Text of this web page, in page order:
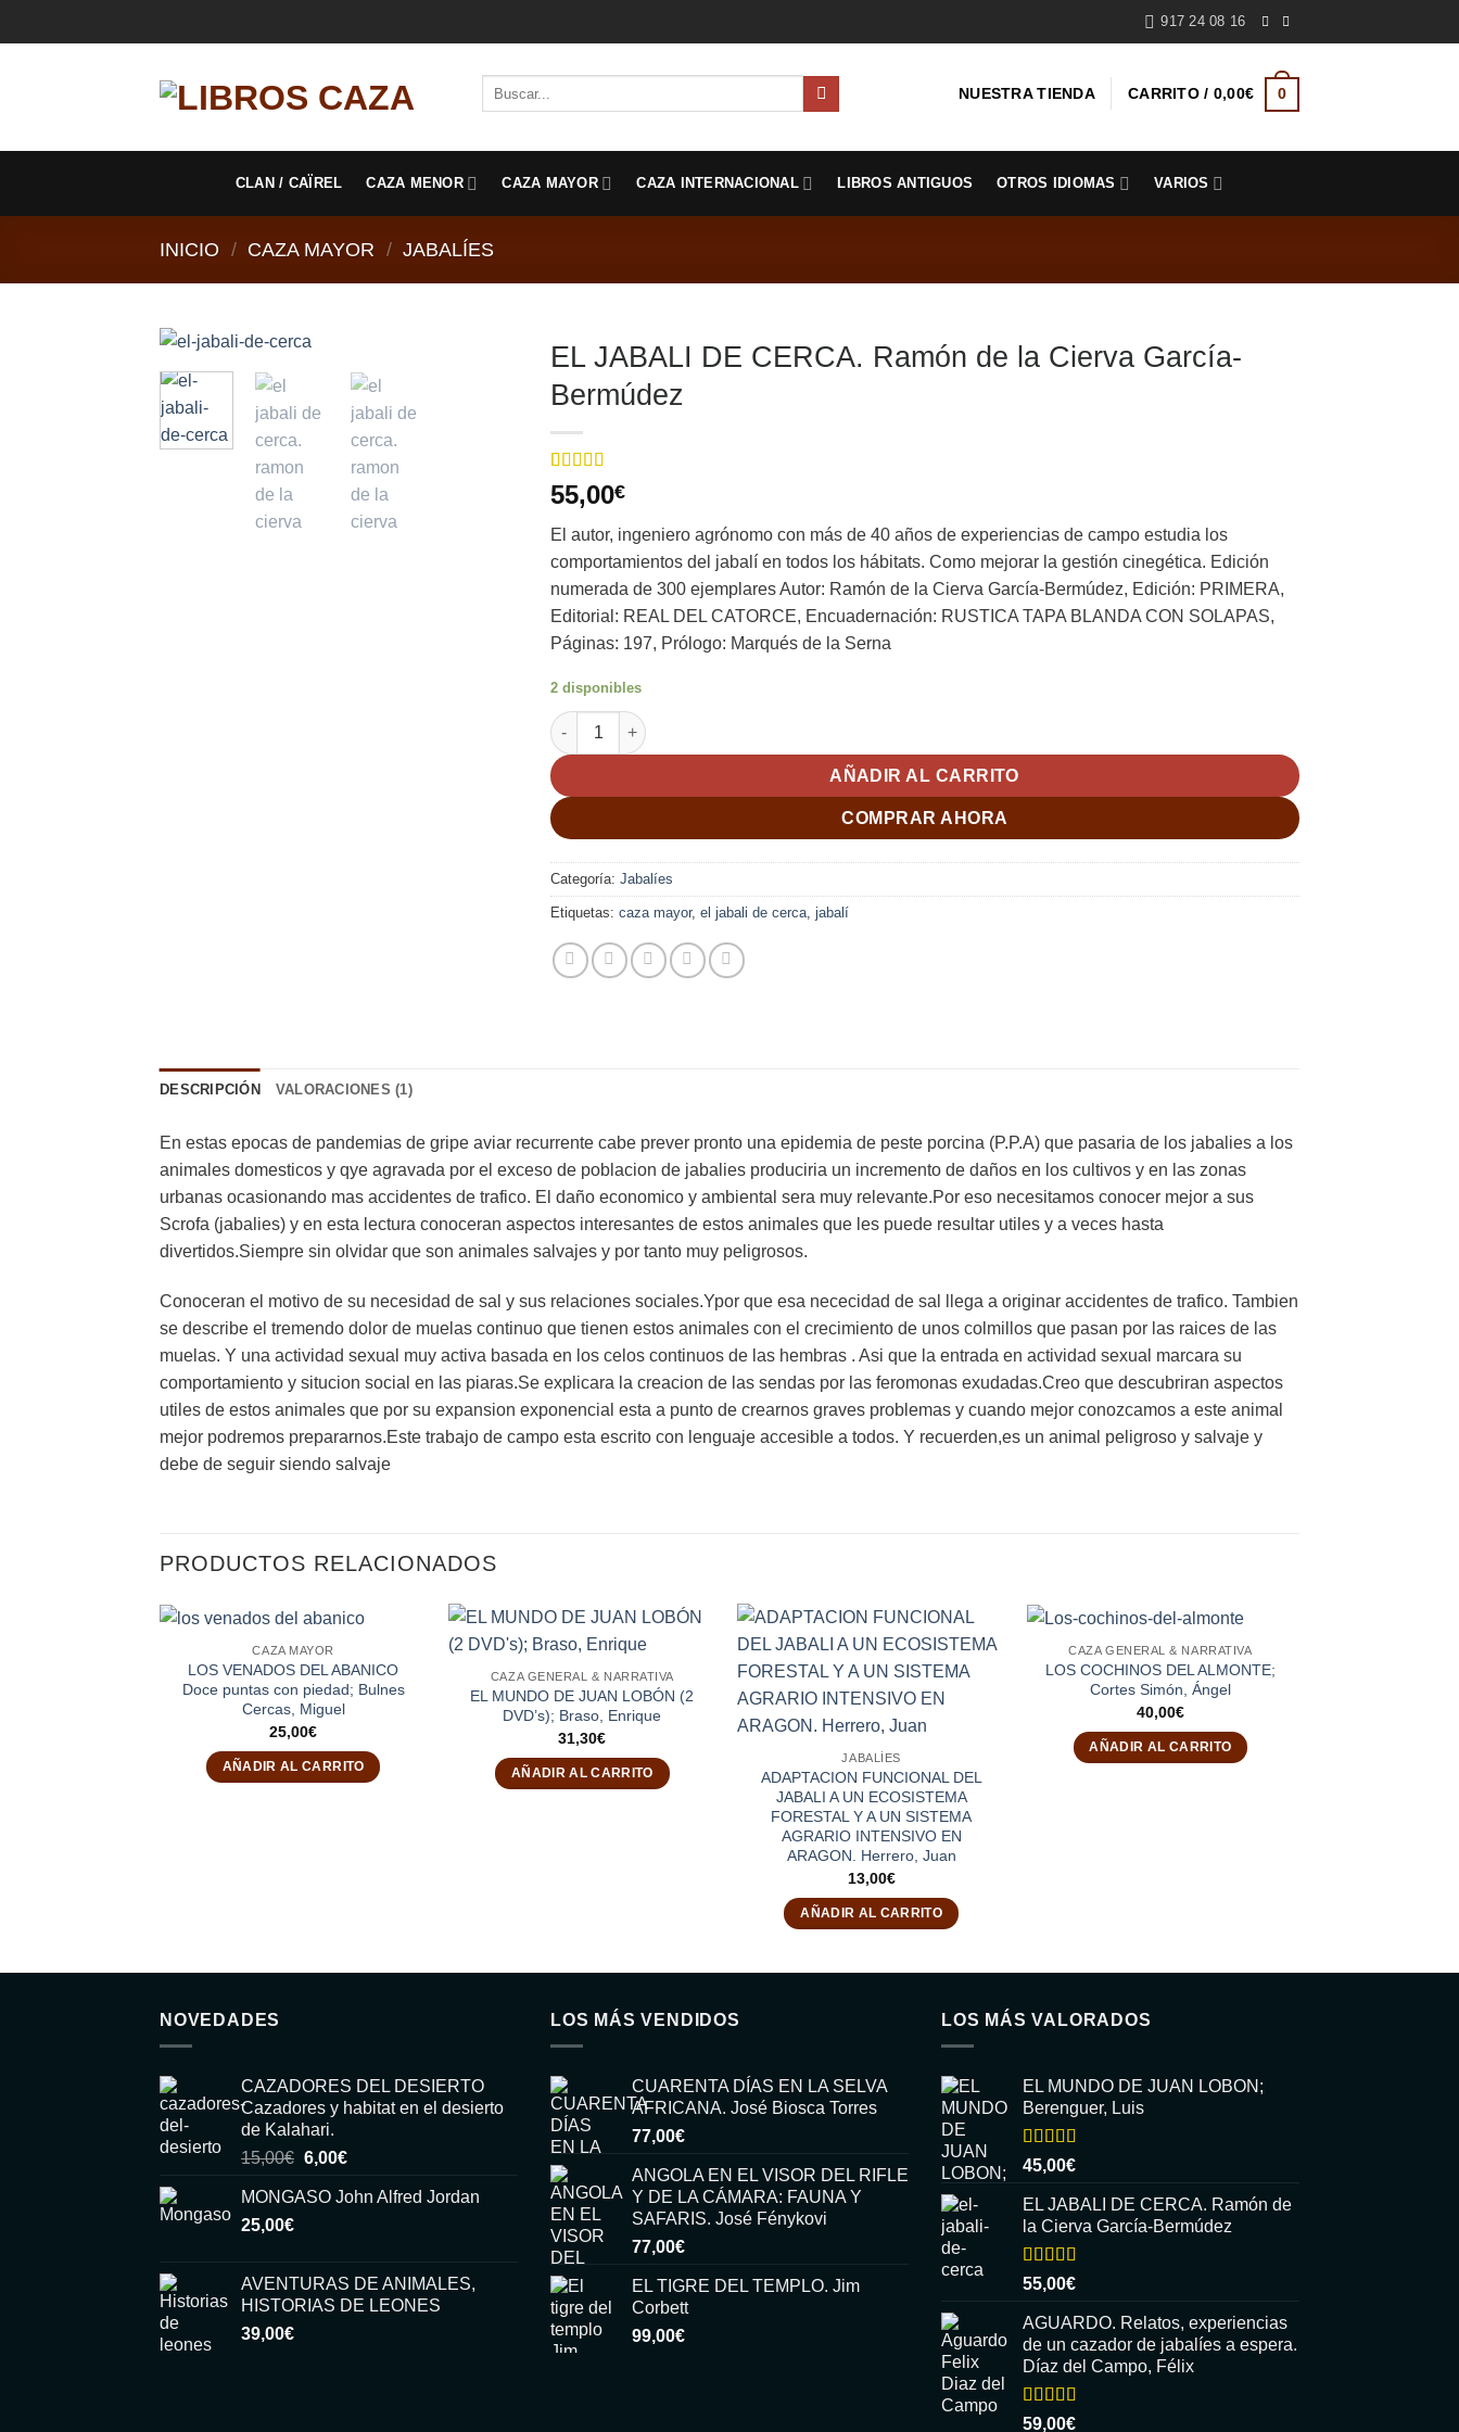
al
917 24 08 16
NUESTRA TIENDA CARRITO / 0,00€ 0
CLAN / CAÏREL CAZA MENOR CAZA MAYOR CAZA INTERNACIONAL LIBROS ANTIGUOS OTROS IDIOMAS VARIOS
INICIO / CAZA MAYOR / JABALÍES
EL JABALI DE CERCA. Ramón de la Cierva García-
Bermúdez
Valorado
con5de 5
1
valoración
de un cliente
55,00€
El autor, ingeniero agrónomo con más de 40 años de experiencias de campo estudia los
comportamientos del jabalí en todos los hábitats. Como mejorar la gestión cinegética. Edición
numerada de 300 ejemplares Autor: Ramón de la Cierva García-Bermúdez, Edición: PRIMERA,
Editorial: REAL DEL CATORCE, Encuadernación: RUSTICA TAPA BLANDA CON SOLAPAS,
Páginas: 197, Prólogo: Marqués de la Serna
2 disponibles
EL JABALI DE CERCA. Ramón de la Cierva García-Bermúdez cantidad
AÑADIR AL CARRITO
COMPRAR AHORA
Categoría: Jabalíes
Etiquetas: caza mayor, el jabali de cerca jabalí
DESCRIPCIÓN VALORACIONES (1)
En estas epocas de pandemias de gripe aviar recurrente cabe prever pronto una epidemia de peste porcina (P.P.A) que pasaria de los jabalies a los
animales domesticos y qye agravada por el exceso de poblacion de jabalies produciria un incremento de daños en los cultivos y en las zonas
urbanas ocasionando mas accidentes de trafico. El daño economico y ambiental sera muy relevante.Por eso necesitamos conocer mejor a sus
Scrofa (jabalies) y en esta lectura conoceran aspectos interesantes de estos animales que les puede resultar utiles y a veces hasta
divertidos.Siempre sin olvidar que son animales salvajes y por tanto muy peligrosos.
Conoceran el motivo de su necesidad de sal y sus relaciones sociales.Ypor que esa nececidad de sal llega a originar accidentes de trafico. Tambien
se describe el tremendo dolor de muelas continuo que tienen estos animales con el crecimiento de unos colmillos que pasan por las raices de las
muelas. Y una actividad sexual muy activa basada en los celos continuos de las hembras . Asi que la entrada en actividad sexual marcara su
comportamiento y situcion social en las piaras.Se explicara la creacion de las sendas por las feromonas exudadas.Creo que descubriran aspectos
utiles de estos animales que por su expansion exponencial esta a punto de crearnos graves problemas y cuando mejor conozcamos a este animal
mejor podremos prepararnos.Este trabajo de campo esta escrito con lenguaje accesible a todos. Y recuerden,es un animal peligroso y salvaje y
debe de seguir siendo salvaje
PRODUCTOS RELACIONADOS
CAZA MAYOR
LOS VENADOS DEL ABANICO
Doce puntas con piedad; Bulnes
Cercas, Miguel
25,00€
AÑADIR AL CARRITO
CAZA GENERAL & NARRATIVA
EL MUNDO DE JUAN LOBÓN (2
DVD’s); Braso, Enrique
31,30€
AÑADIR AL CARRITO
JABALÍES
ADAPTACION FUNCIONAL DEL
JABALI A UN ECOSISTEMA
FORESTAL Y A UN SISTEMA
AGRARIO INTENSIVO EN
ARAGON. Herrero, Juan
13,00€
AÑADIR AL CARRITO
CAZA GENERAL & NARRATIVA
LOS COCHINOS DEL ALMONTE;
Cortes Simón, Ángel
40,00€
AÑADIR AL CARRITO
NOVEDADES
CAZADORES DEL DESIERTO
Cazadores y habitat en el desierto
de Kalahari.
15,00€ El
original
6,00€El
actual
MONGASO John Alfred Jordan
25,00€
AVENTURAS DE ANIMALES,
HISTORIAS DE LEONES
39,00€
LOS MÁS VENDIDOS
CUARENTA DÍAS EN LA SELVA
AFRICANA. José Biosca Torres
77,00€
ANGOLA EN EL VISOR DEL RIFLE
Y DE LA CÁMARA: FAUNA Y
SAFARIS. José Fénykovi
77,00€
EL TIGRE DEL TEMPLO. Jim
Corbett
99,00€
LOS MÁS VALORADOS
EL MUNDO DE JUAN LOBON;
Berenguer, Luis
Valorado
con
5
45,00€
EL JABALI DE CERCA. Ramón de
la Cierva García-Bermúdez
Valorado
con
5
55,00€
AGUARDO. Relatos, experiencias
de un cazador de jabalíes a espera.
Díaz del Campo, Félix
Valorado
59,00€